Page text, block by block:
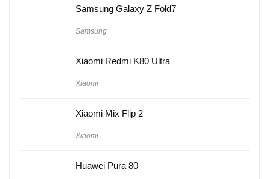
Samsung Galaxy Z Fold7
Samsung
Xiaomi Redmi K80 Ultra
Xiaomi
Xiaomi Mix Flip 2
Xiaomi
Huawei Pura 80